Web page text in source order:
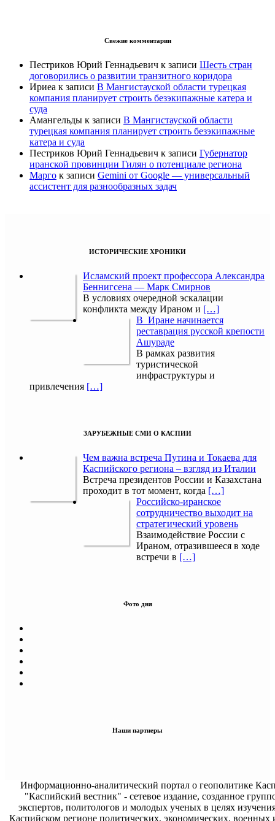
Свежие комментарии
Пестриков Юрий Геннадьевич к записи Шесть стран
договорились о развитии транзитного коридора
Ириеа к записи В Мангистауской области турецкая
компания планирует строить безэкипажные катера и
суда
Амангельды к записи В Мангистауской области
турецкая компания планирует строить безэкипажные
катера и суда
Пестриков Юрий Геннадьевич к записи Губернатор
иранской провинции Гилян о потенциале региона
Марго к записи Gemini от Google — универсальный
ассистент для разнообразных задач
ИСТОРИЧЕСКИЕ ХРОНИКИ
Исламский проект профессора Александра
Беннигсена — Марк Смирнов
В условиях очередной эскалации
конфликта между Ираном и […]
В Иране начинается
реставрация русской крепости
Ашураде
В рамках развития
туристической
инфраструктуры и
привлечения […]
ЗАРУБЕЖНЫЕ СМИ О КАСПИИ
Чем важна встреча Путина и Токаева для
Каспийского региона – взгляд из Италии
Встреча президентов России и Казахстана
проходит в тот момент, когда […]
Российско-иранское
сотрудничество выходит на
стратегический уровень
Взаимодействие России с
Ираном, отразившееся в ходе
встречи в […]
Фото дня
Наши партнеры
Информационно-аналитический портал о геополитике
"Каспийский вестник" - сетевое издание, созданное
экспертов, политологов и молодых ученых в целях
Каспийском регионе политических, экономических, военных